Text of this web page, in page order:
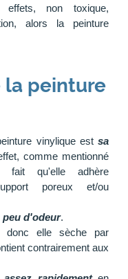
non toxique,
alors la peinture
la peinture
vinylique est sa
comme mentionné
fait qu'elle adhère
poreux et/ou
peu d'odeur.
donc elle sèche par
contrairement aux